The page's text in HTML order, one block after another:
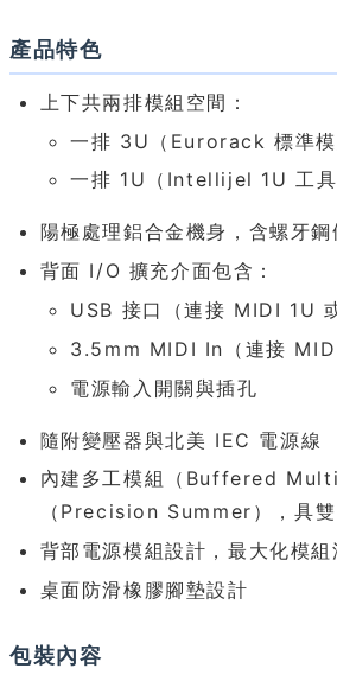
產品特色
上下共兩排模組空間：
一排 3U（Eurorack 標準模
一排 1U（Intellijel 1U 工具
陽極處理鋁合金機身，含螺牙鋼
背面 I/O 擴充介面包含：
USB 接口（連接 MIDI 1U
3.5mm MIDI In（連接 MIDI
電源輸入開關與插孔
隨附變壓器與北美 IEC 電源線
內建多工模組（Buffered
（Precision Summer），具
背部電源模組設計，最大化模組
桌面防滑橡膠腳墊設計
包裝內容